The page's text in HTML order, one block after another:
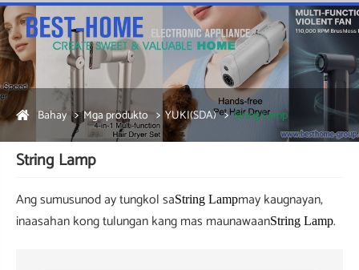
Bahay Mga produkto YUKI(SDA) String Lamp
String Lamp
Ang sumusunod ay tungkol saString Lampmay kaugnayan,
inaasahan kong tulungan kang mas maunawaanString Lamp.